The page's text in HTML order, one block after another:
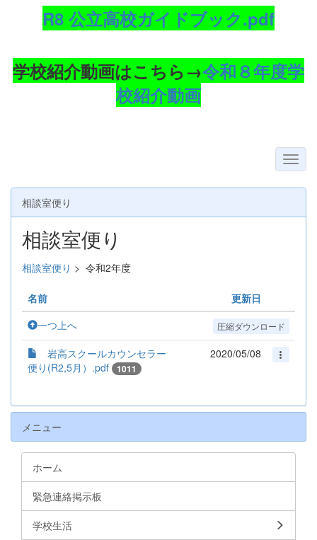
R8 公立高校ガイドブック.pdf
学校紹介動画はこちら→令和８年度学
校紹介動画
相談室便り
相談室便り
相談室便り > 令和2年度
名前
更新日
一つ上へ
圧縮ダウンロード
岩高スクールカウンセラー
便り(R2,5月）.pdf
1011
2020/05/08
メニュー
ホーム
緊急連絡掲示板
学校生活